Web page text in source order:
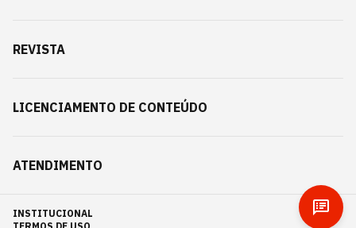
REVISTA
LICENCIAMENTO DE CONTEÚDO
ATENDIMENTO
INSTITUCIONAL